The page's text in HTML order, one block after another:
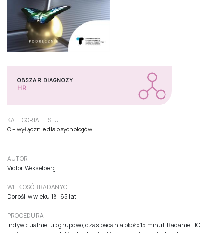
OBSZAR DIAGNOZY
HR
KATEGORIA TESTU
C – wyłącznie dla psychologów
AUTOR
Victor Wekselberg
WIEK OSÓB BADANYCH
Dorośli w wieku 18–65 lat
PROCEDURA
Indywidualnie lub grupowo, czas badania około 15 minut. Badanie TIC